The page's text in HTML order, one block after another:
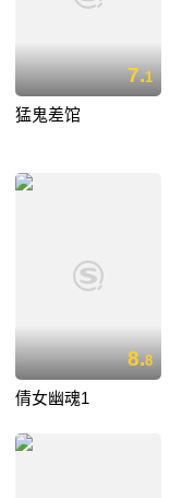
7.1
猛鬼差馆
8.8
倩女幽魂1